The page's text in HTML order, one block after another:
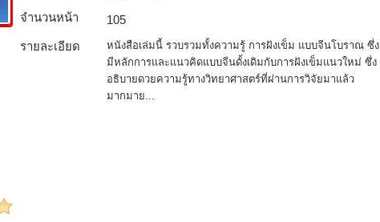
จำนวนหน้า
105
รายละเอียด
หนังสือเล่มนี้ รวบรวมทั้งความรู้ การฝังเข็ม แบบจีนโบราณ ซึ่ง
มีหลักการและแนวคิดแบบจีนดั้งเดิมกับการฝังเข็มแนวใหม่ ซึ่ง
อธิบายดวยความรู้ทางวิทยาศาสตร์ที่ผ่านการวิจัยมาแล้ว
มากมาย...